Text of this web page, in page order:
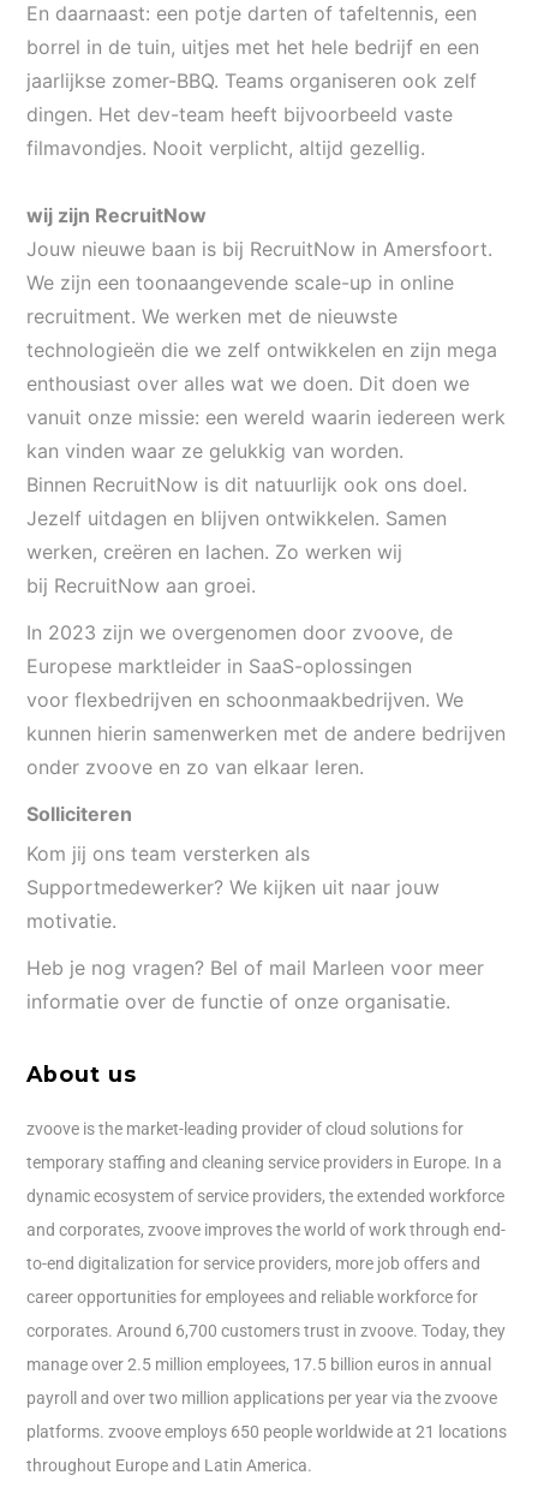
En daarnaast: een potje darten of tafeltennis, een
borrel in de tuin, uitjes met het hele bedrijf en een
jaarlijkse zomer-BBQ. Teams organiseren ook zelf
dingen. Het dev-team heeft bijvoorbeeld vaste
filmavondjes. Nooit verplicht, altijd gezellig.
wij zijn RecruitNow
Jouw nieuwe baan is bij RecruitNow in Amersfoort.
We zijn een toonaangevende scale-up in online
recruitment. We werken met de nieuwste
technologieën die we zelf ontwikkelen en zijn mega
enthousiast over alles wat we doen. Dit doen we
vanuit onze missie: een wereld waarin iedereen werk
kan vinden waar ze gelukkig van worden.
Binnen RecruitNow is dit natuurlijk ook ons doel.
Jezelf uitdagen en blijven ontwikkelen. Samen
werken, creëren en lachen. Zo werken wij
bij RecruitNow aan groei.
In 2023 zijn we overgenomen door zvoove, de
Europese marktleider in SaaS-oplossingen
voorflexbedrijven en schoonmaakbedrijven. We
kunnen hierin samenwerken met de andere bedrijven
onder zvoove en zo van elkaar leren.
Solliciteren
Kom jij ons team versterken als
Supportmedewerker? We kijken uit naar jouw
motivatie.
Heb je nog vragen? Bel of mail Marleen voor meer
informatie over de functie of onze organisatie.
About us
zvoove is the market-leading provider of cloud solutions for
temporary staffing and cleaning service providers in Europe. In a
dynamic ecosystem of service providers, the extended workforce
and corporates, zvoove improves the world of work through end-
to-end digitalization for service providers, more job offers and
career opportunities for employees and reliable workforce for
corporates. Around 6,700 customers trust in zvoove. Today, they
manage over 2.5 million employees, 17.5 billion euros in annual
payroll and over two million applications per year via the zvoove
platforms. zvoove employs 650 people worldwide at 21 locations
throughout Europe and Latin America.